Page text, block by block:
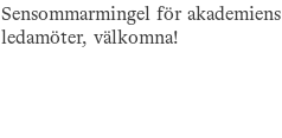
Sensommarmingel för akademiens
ledamöter, välkomna!